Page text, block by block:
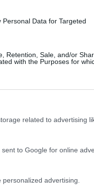
Data for Targeted
Retention, Sale, and/or
with the Purposes for
related to advertising
to Google for online
advertising.
érdekében a
A közlemény
írásos kérelmükre a
a
kell majd
15 helyett
annak